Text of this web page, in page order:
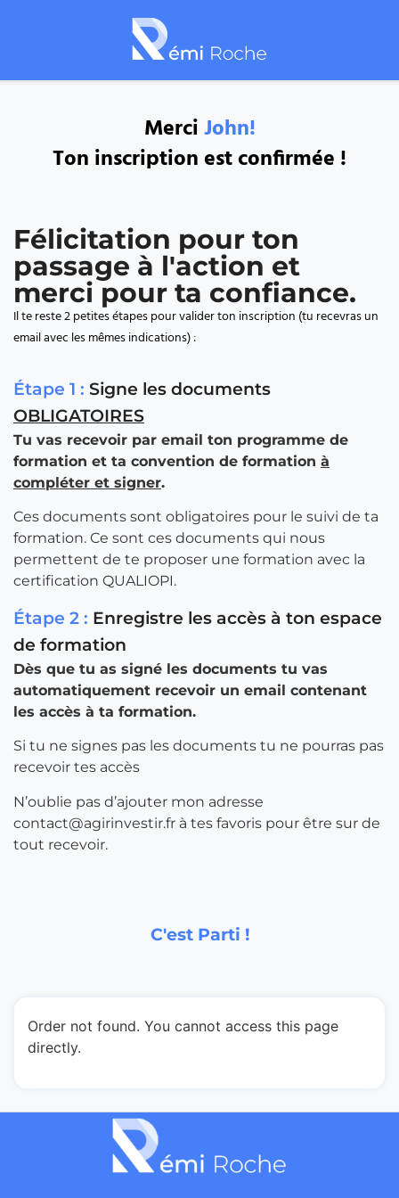
MerciJohn!
Ton inscription est confirmée !
Félicitation pour ton
passage à l'action et
merci pour ta confiance.
Il te reste 2 petites étapes pour valider ton inscription (tu recevras un
email avec les mêmes indications) :
Étape 1 : Signe les documents
OBLIGATOIRES
Tu vas recevoir par email ton programme de
formation et ta convention de formation à
compléter et signer.
Ces documents sont obligatoires pour le suivi de ta
formation. Ce sont ces documents qui nous
permettent de te proposer une formation avec la
certification QUALIOPI.
Étape 2 : Enregistre les accès à ton espace
de formation
Dès que tu as signé les documents tu vas
automatiquement recevoir un email contenant
les accès à ta formation.
Si tu ne signes pas les documents tu ne pourras pas
recevoir tes accès
N’oublie pas d’ajouter mon adresse
contact@agirinvestir.fr à tes favoris pour être sur de
tout recevoir.
C'est Parti !
Order not found. You cannot access this page
directly.